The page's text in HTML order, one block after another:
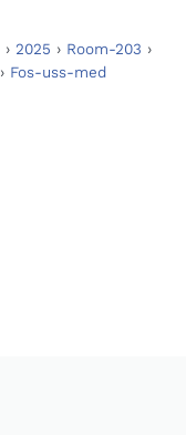
› 2025 › Room-203 ›
› Fos-uss-med